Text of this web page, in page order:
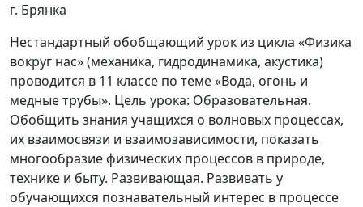
г. Брянка
Нестандартный обобщающий урок из цикла «Физика
вокруг нас» (механика, гидродинамика, акустика)
проводится в 11 классе по теме «Вода, огонь и
медные трубы». Цель урока: Образовательная.
Обобщить знания учащихся о волновых процессах,
их взаимосвязи и взаимозависимости, показать
многообразие физических процессов в природе,
технике и быту. Развивающая. Развивать у
обучающихся познавательный интерес в процессе